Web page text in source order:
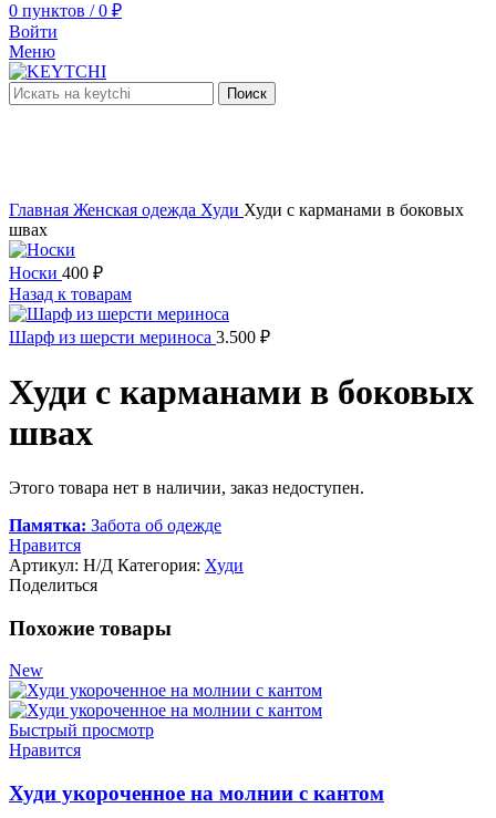
0 пунктов / 0 ₽
Войти
Меню
Поиск
Главная Женская одежда Худи Худи с карманами в боковых
швах
Носки 400 ₽
Назад к товарам
Шарф из шерсти мериноса 3.500 ₽
Худи с карманами в боковых
швах
Этого товара нет в наличии, заказ недоступен.
Памятка: Забота об одежде
Нравится
Артикул: Н/Д Категория: Худи
Поделиться
Похожие товары
New
Быстрый просмотр
Нравится
Худи укороченное на молнии с кантом